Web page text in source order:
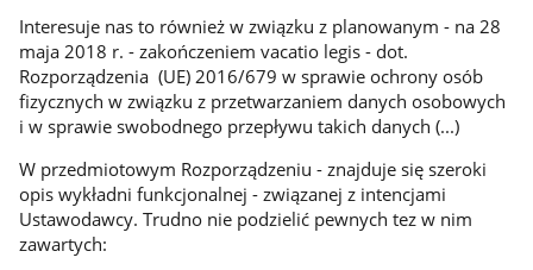
Interesuje nas to również w związku z planowanym - na 28
maja 2018 r. - zakończeniem vacatio legis - dot.
Rozporządzenia (UE) 2016/679 w sprawie ochrony osób
fizycznych w związku z przetwarzaniem danych osobowych
i w sprawie swobodnego przepływu takich danych (...)
W przedmiotowym Rozporządzeniu - znajduje się szeroki
opis wykładni funkcjonalnej - związanej z intencjami
Ustawodawcy. Trudno nie podzielić pewnych tez w nim
zawartych: